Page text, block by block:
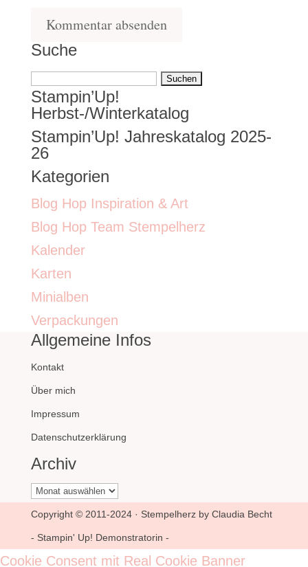
Suche
Suchen
nach:
Stampin’Up!
Herbst-/Winterkatalog
Stampin’Up! Jahreskatalog 2025-
26
Kategorien
Blog Hop Inspiration & Art
Blog Hop Team Stempelherz
Kalender
Karten
Minialben
Verpackungen
Allgemeine Infos
Kontakt
Über mich
Impressum
Datenschutzerklärung
Archiv
Archiv
Copyright © 2011-2024 · Stempelherz by Claudia Becht
- Stampin' Up! Demonstratorin -
Cookie Consent mit Real Cookie Banner